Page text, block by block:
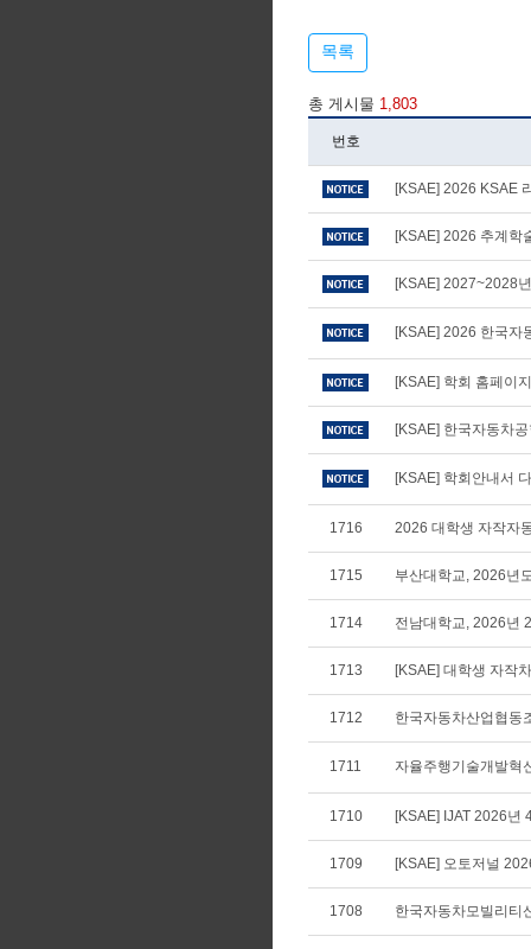
목록
총 게시물 1,803
번호
[KSAE] 2026 KSAE
[KSAE] 2026 추계학
[KSAE] 2027~2028
[KSAE] 2026 한국자
[KSAE] 학회 홈페이
[KSAE] 한국자동차
[KSAE] 학회안내서
1716 2026 대학생 자작자
1715 부산대학교, 2026년
1714 전남대학교, 2026년
1713 [KSAE] 대학생 자작
1712 한국자동차산업협동
1711 자율주행기술개발혁
1710 [KSAE] IJAT 2026년
1709 [KSAE] 오토저널
1708 한국자동차모빌리티